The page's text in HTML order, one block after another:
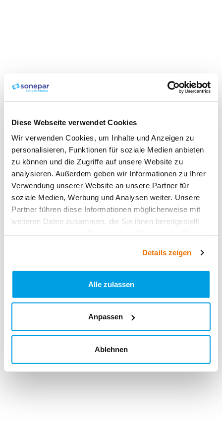
Diese Webseite verwendet Cookies
Wir verwenden Cookies, um Inhalte und Anzeigen zu
personalisieren, Funktionen für soziale Medien anbieten
zu können und die Zugriffe auf unsere Website zu
analysieren. Außerdem geben wir Informationen zu Ihrer
Verwendung unserer Website an unsere Partner für
soziale Medien, Werbung und Analysen weiter. Unsere
Partner führen diese Informationen möglicherweise mit
weiteren Daten zusammen, die Sie ihnen bereitgestellt
Details zeigen
Alle zulassen
Anpassen
Ablehnen